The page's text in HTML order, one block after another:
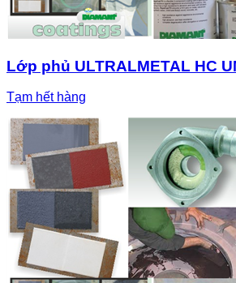
Lớp phủ ULTRALMETAL HC
Tạm hết hàng